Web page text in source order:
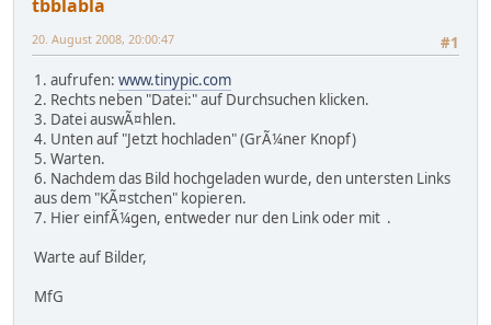
tbblabla
#1
20. August 2008, 20:00:47
1. aufrufen: www.tinypic.com
2. Rechts neben "Datei:" auf Durchsuchen klicken.
3. Datei auswÃ¤hlen.
4. Unten auf "Jetzt hochladen" (GrÃ¼ner Knopf)
5. Warten.
6. Nachdem das Bild hochgeladen wurde, den untersten Links
aus dem "KÃ¤stchen" kopieren.
7. Hier einfÃ¼gen, entweder nur den Link oder mit .
Warte auf Bilder,
MfG